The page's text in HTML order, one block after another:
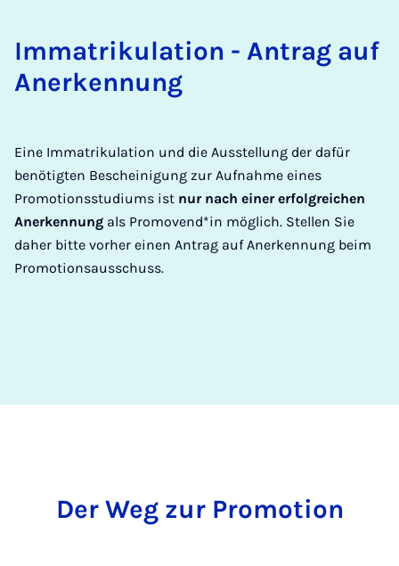
Im­mat­riku­la­tion - An­trag auf
An­erken­nung
Eine Immatrikulation und die Ausstellung der dafür
benötigten Bescheinigung zur Aufnahme eines
Promotionsstudiums ist nur nach einer erfolgreichen
Anerkennung als Promovend*in möglich. Stellen Sie
daher bitte vorher einen Antrag auf Anerkennung beim
Promotionsausschuss.
Der Weg zur Pro­mo­tion